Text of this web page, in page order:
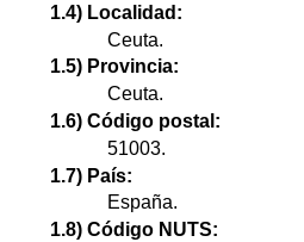
1.4) Localidad:
Ceuta.
1.5) Provincia:
Ceuta.
1.6) Código postal:
51003.
1.7) País:
España.
1.8) Código NUTS: